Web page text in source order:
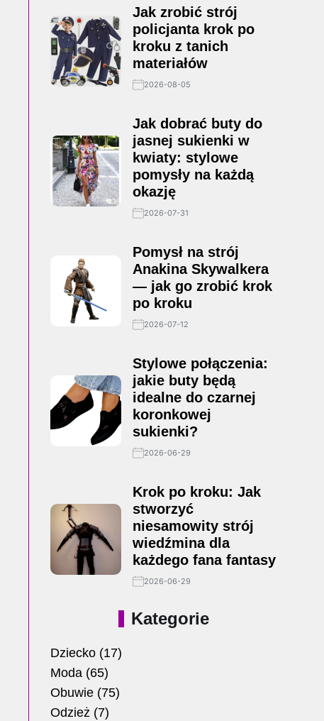
Jak zrobić strój
policjanta krok po
kroku z tanich
materiałów
2026-08-05
Jak dobrać buty do
jasnej sukienki w
kwiaty: stylowe
pomysły na każdą
okazję
2026-07-31
Pomysł na strój
Anakina Skywalkera
— jak go zrobić krok
po kroku
2026-07-12
Stylowe połączenia:
jakie buty będą
idealne do czarnej
koronkowej
sukienki?
2026-06-29
Krok po kroku: Jak
stworzyć
niesamowity strój
wiedźmina dla
każdego fana fantasy
2026-06-29
Kategorie
Dziecko(17)
Moda(65)
Obuwie(75)
Odzież(7)